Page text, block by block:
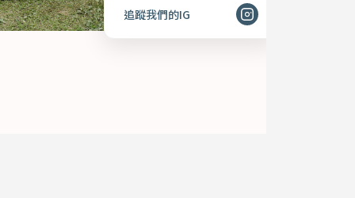
追蹤我們的IG